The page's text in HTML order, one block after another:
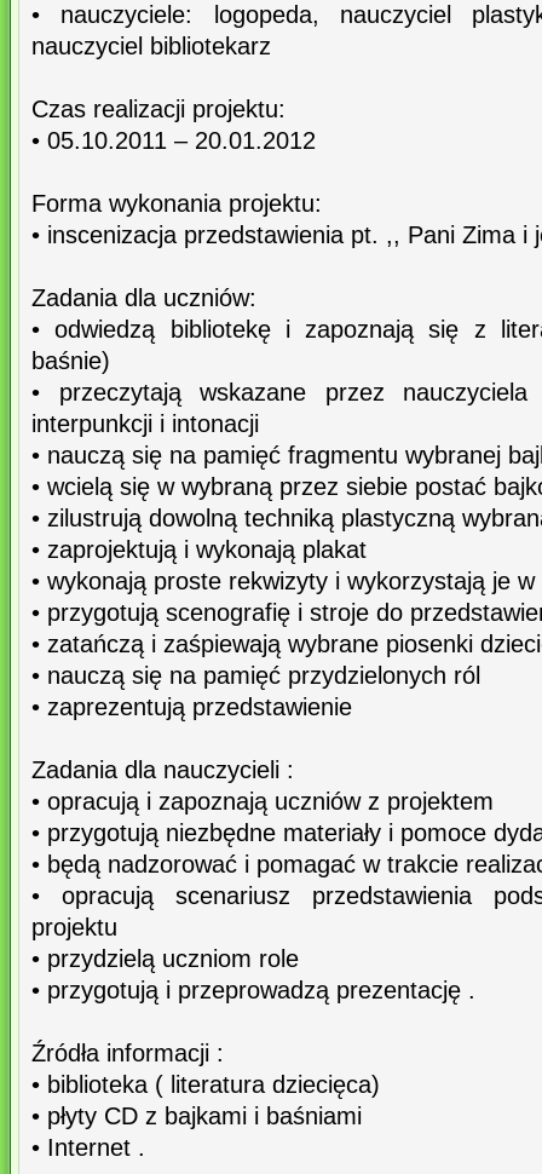
• nauczyciele: logopeda, nauczyciel
nauczyciel bibliotekarz
Czas realizacji projektu:
• 05.10.2011 – 20.01.2012
Forma wykonania projektu:
• inscenizacja przedstawienia pt. ,, Pani Zima i
Zadania dla uczniów:
• odwiedzą bibliotekę i zapoznają się z
baśnie)
• przeczytają wskazane przez
interpunkcji i intonacji
• nauczą się na pamięć fragmentu wybranej
• wcielą się w wybraną przez siebie postać
• zilustrują dowolną techniką plastyczną
• zaprojektują i wykonają plakat
• wykonają proste rekwizyty i wykorzystają je
• przygotują scenografię i stroje do
• zatańczą i zaśpiewają wybrane piosenki
• nauczą się na pamięć przydzielonych ról
• zaprezentują przedstawienie
Zadania dla nauczycieli :
• opracują i zapoznają uczniów z projektem
• przygotują niezbędne materiały i pomoce
• będą nadzorować i pomagać w trakcie
• opracują scenariusz przedstawienia
projektu
• przydzielą uczniom role
• przygotują i przeprowadzą prezentację .
Źródła informacji :
• biblioteka ( literatura dziecięca)
• płyty CD z bajkami i baśniami
• Internet .